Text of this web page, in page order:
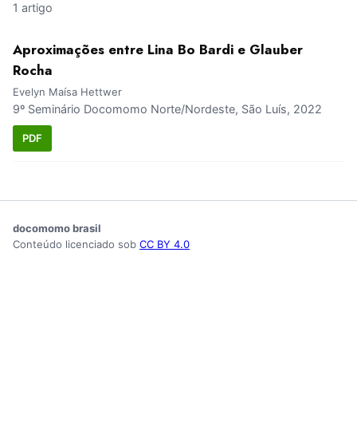
1 artigo
Aproximações entre Lina Bo Bardi e Glauber
Rocha
Evelyn Maísa Hettwer
9º Seminário Docomomo Norte/Nordeste, São Luís, 2022
PDF
docomomo brasil
Conteúdo licenciado sob CC BY 4.0